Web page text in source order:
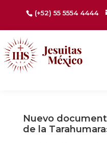
(+52) 55 5554 4444
Nuevo
de la